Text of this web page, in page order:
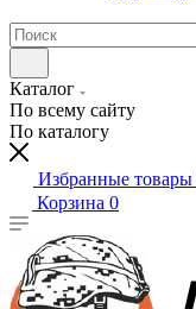
Каталог
По всему сайту
По каталогу
Избранные товары
Корзина 0